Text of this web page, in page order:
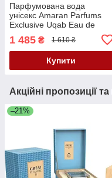
Парфумована вода
унісекс Amaran Parfums
Exclusive Uqab Eau de
1 485 ₴ 1 610 ₴
Купити
Акційні пропозиції
–21%